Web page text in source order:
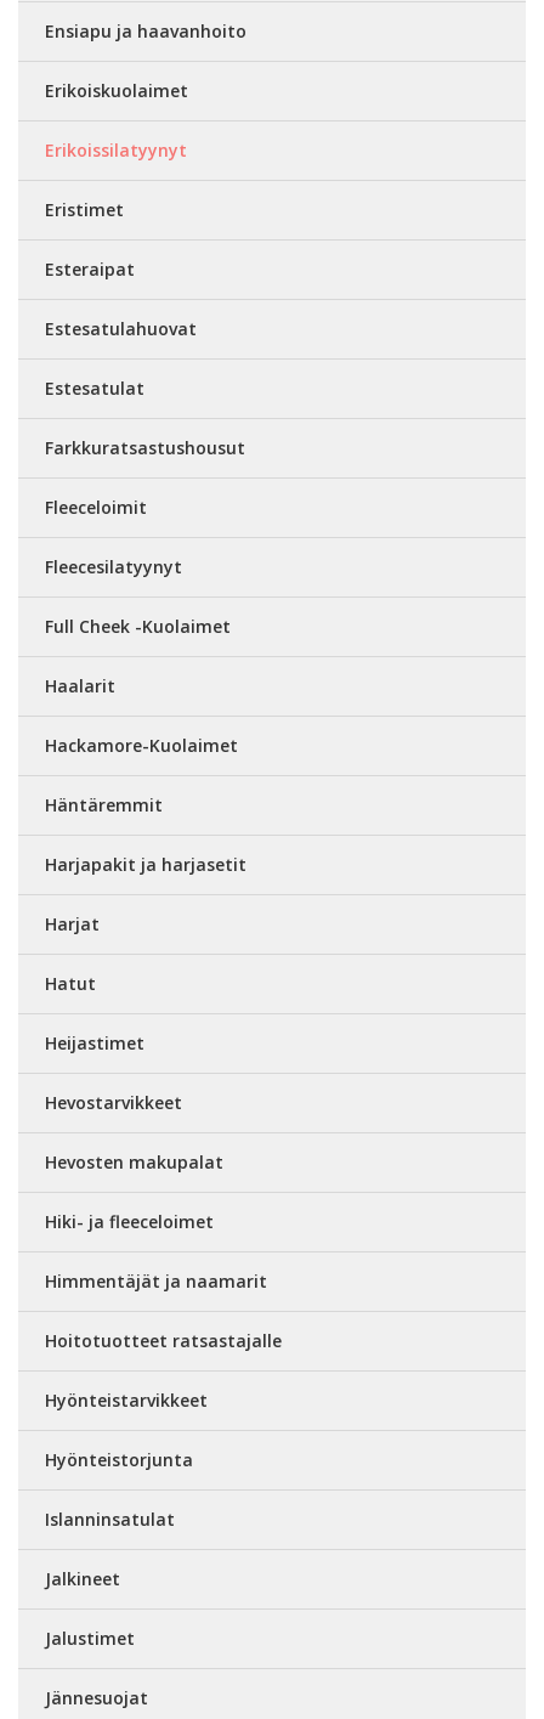
Ensiapu ja haavanhoito
Erikoiskuolaimet
Erikoissilatyynyt
Eristimet
Esteraipat
Estesatulahuovat
Estesatulat
Farkkuratsastushousut
Fleeceloimit
Fleecesilatyynyt
Full Cheek -Kuolaimet
Haalarit
Hackamore-Kuolaimet
Häntäremmit
Harjapakit ja harjasetit
Harjat
Hatut
Heijastimet
Hevostarvikkeet
Hevosten makupalat
Hiki- ja fleeceloimet
Himmentäjät ja naamarit
Hoitotuotteet ratsastajalle
Hyönteistarvikkeet
Hyönteistorjunta
Islanninsatulat
Jalkineet
Jalustimet
Jännesuojat